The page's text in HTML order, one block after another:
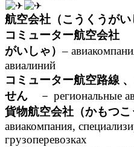
航空会社（こうくうがい
コミューター航空会社
がいしゃ）–
авиалиний
コミューター航空路線
せん － региональные
貨物航空会社（かもつこ
авиакомпания,
грузоперевозках